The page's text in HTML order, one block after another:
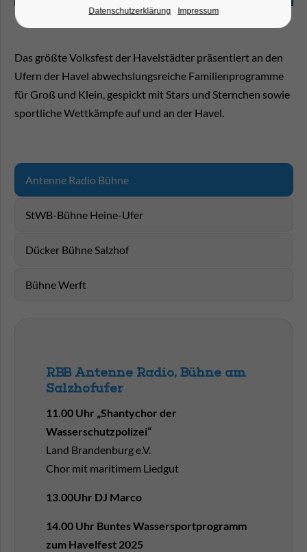
Das größte Volksfest der Havelstädter präsentiert an den
Ufern der Havel abwechslungsreiche Familienprogramme
für Groß und Klein, gespickt mit Stars und Sternchen sowie
sportliche Wettkämpfe auf und an der Havel.
Antenne Radio Bühne
StWB-Bühne Heine-Ufer
Dücker Bühne Salzhof
Bühne Werft
RBB Antenne Radio, Bühne am
Salzhofufer
11.00 Uhr „Shantychor der
Wasserschutzpolizei“
Land Brandenburg e.V.
Chor mit maritimem Liedgut
13.00Uhr DJ Marco
14.00 Uhr Buntes Wassersportprogramm
zum Havelfest 2025
Datenschutzerklärung Impressum